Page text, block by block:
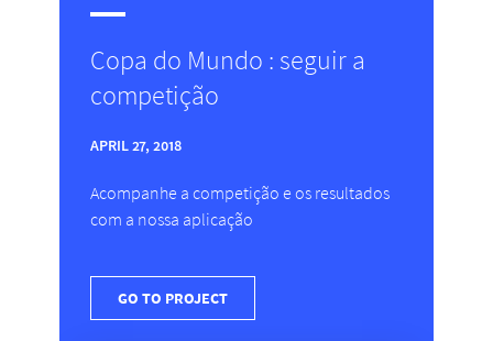
Copa do Mundo : seguir a
competição
APRIL 27, 2018
Acompanhe a competição e os resultados
com a nossa aplicação
GO TO PROJECT